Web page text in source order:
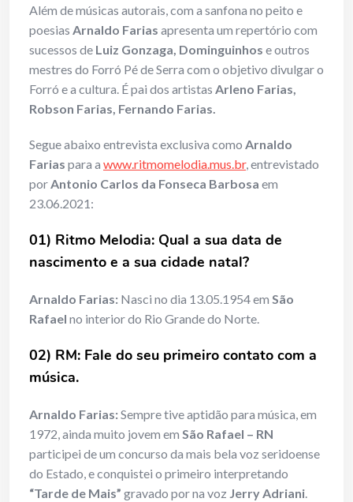
Além de músicas autorais, com a sanfona no peito e
poesias Arnaldo Farias apresenta um repertório com
sucessos de Luiz Gonzaga, Dominguinhos e outros
mestres do Forró Pé de Serra com o objetivo divulgar o
Forró e a cultura. É pai dos artistas Arleno Farias,
Robson Farias, Fernando Farias.
Segue abaixo entrevista exclusiva como Arnaldo
Farias para a www.ritmomelodia.mus.br, entrevistado
porAntonio Carlos da Fonseca Barbosa em
23.06.2021:
01) Ritmo Melodia: Qual a sua data de
nascimento e a sua cidade natal?
Arnaldo Farias: Nasci no dia 13.05.1954 em São
Rafael no interior do Rio Grande do Norte.
02) RM: Fale do seu primeiro contato com a
música.
Arnaldo Farias:Sempre tive aptidão para música, em
1972, ainda muito jovem em São Rafael – RN
participei de um concurso da mais bela voz seridoense
do Estado, e conquistei o primeiro interpretando
“Tarde de Mais” gravado por na voz Jerry Adriani.